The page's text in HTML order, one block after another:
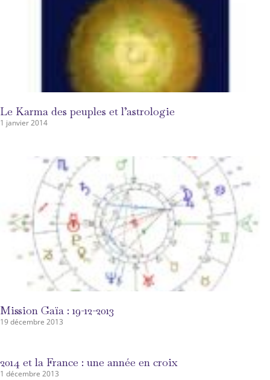
Le Karma des peuples et l’astrologie
1 janvier 2014
Mission Gaïa : 19-12-2013
19 décembre 2013
2014 et la France : une année en croix
1 décembre 2013